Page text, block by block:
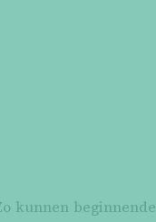
kunnen beginnende